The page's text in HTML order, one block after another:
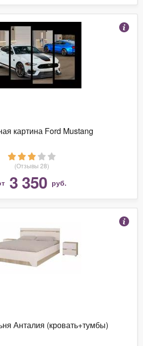
картина Ford Mustang
(Отзывы 28)
3 350 руб.
Анталия (кровать+тумбы)